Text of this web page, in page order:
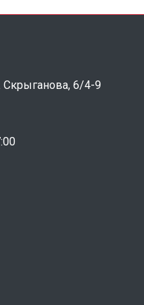
Скрыганова, 6/4-9